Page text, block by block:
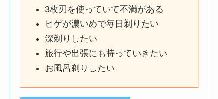
3枚刃を使っていて不満がある
ヒゲが濃いめで毎日剃りたい
深剃りしたい
旅行や出張にも持っていきたい
お風呂剃りしたい